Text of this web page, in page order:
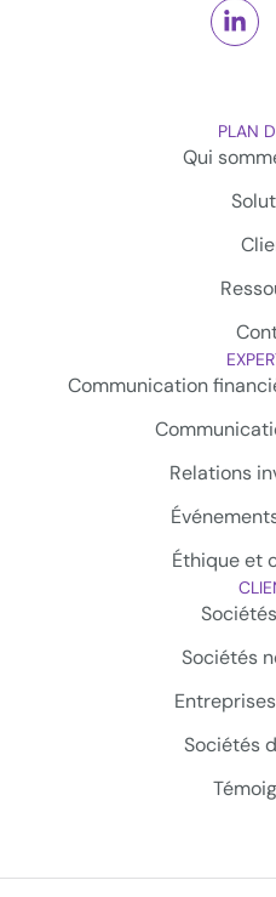
PLAN
Qui
Communication
Relations
Éthique et
Sociétés
Sociétés